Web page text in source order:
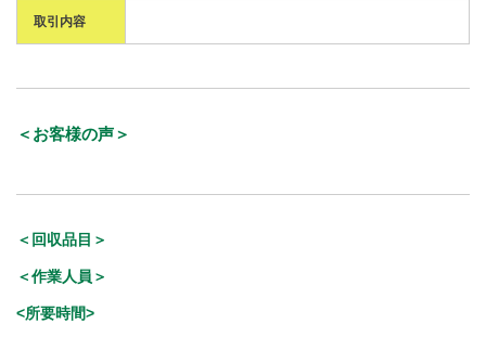
取引内容
＜お客様の声＞
＜回収品目＞
＜作業人員＞
<所要時間>